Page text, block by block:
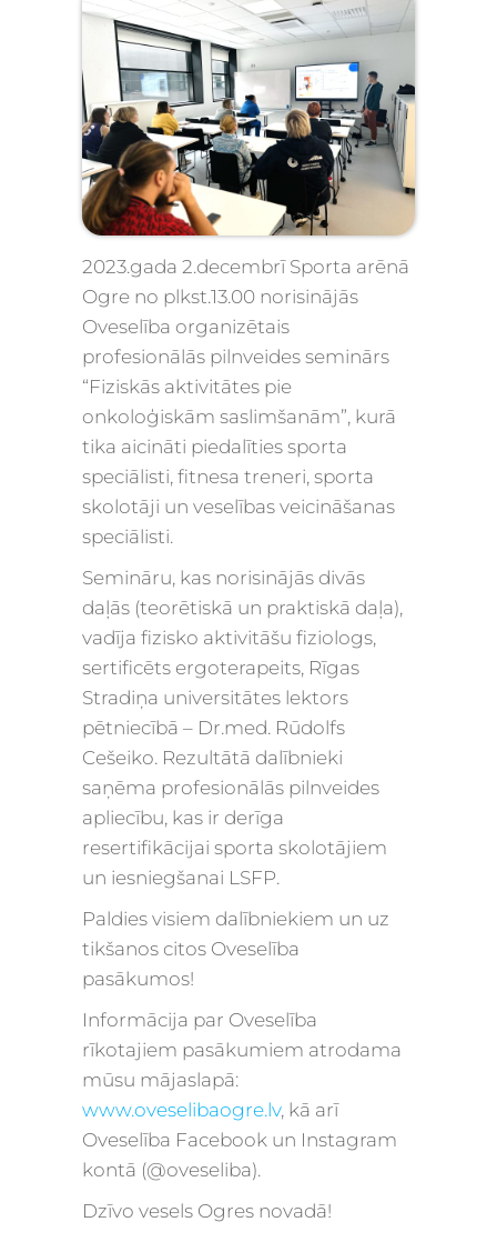
2023.gada 2.decembrī Sporta arēnā
Ogre no plkst.13.00 norisinājās
Oveselība organizētais
profesionālās pilnveides seminārs
“Fiziskās aktivitātes pie
onkoloģiskām saslimšanām”, kurā
tika aicināti piedalīties sporta
speciālisti, fitnesa treneri, sporta
skolotāji un veselības veicināšanas
speciālisti.
Semināru, kas norisinājās divās
daļās (teorētiskā un praktiskā daļa),
vadīja fizisko aktivitāšu fiziologs,
sertificēts ergoterapeits, Rīgas
Stradiņa universitātes lektors
pētniecībā – Dr.med. Rūdolfs
Cešeiko. Rezultātā dalībnieki
saņēma profesionālās pilnveides
apliecību, kas ir derīga
resertifikācijai sporta skolotājiem
un iesniegšanai LSFP.
Paldies visiem dalībniekiem un uz
tikšanos citos Oveselība
pasākumos!
Informācija par Oveselība
rīkotajiem pasākumiem atrodama
mūsu mājaslapā:
www.oveselibaogre.lv, kā arī
Oveselība Facebook un Instagram
kontā (@oveseliba).
Dzīvo vesels Ogres novadā!